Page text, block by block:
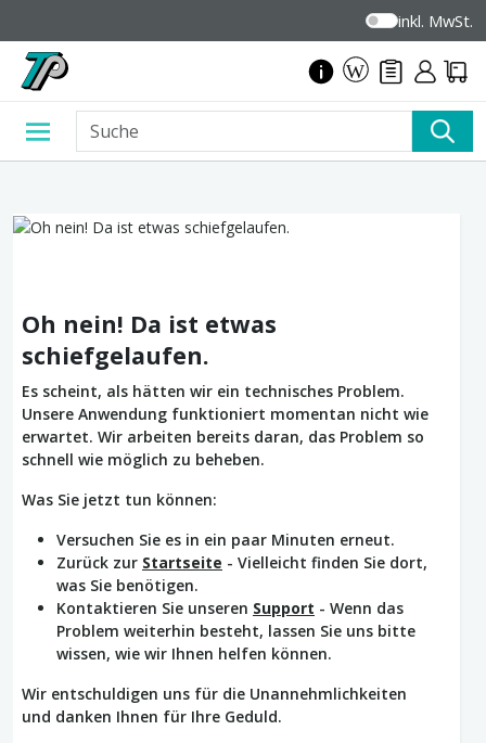
inkl. MwSt.
Oh nein! Da ist etwas
schiefgelaufen.
Es scheint, als hätten wir ein technisches Problem.
Unsere Anwendung funktioniert momentan nicht wie
erwartet. Wir arbeiten bereits daran, das Problem so
schnell wie möglich zu beheben.
Was Sie jetzt tun können:
Versuchen Sie es in ein paar Minuten erneut.
Zurück zur Startseite - Vielleicht finden Sie dort,
was Sie benötigen.
Kontaktieren Sie unseren Support - Wenn das
Problem weiterhin besteht, lassen Sie uns bitte
wissen, wie wir Ihnen helfen können.
Wir entschuldigen uns für die Unannehmlichkeiten
und danken Ihnen für Ihre Geduld.